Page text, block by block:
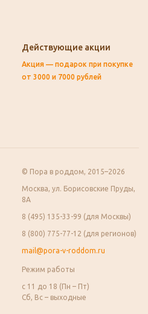
Действующие акции
Акция — подарок при покупке
от 3000 и 7000 рублей
© Пора в роддом, 2015–2026
Москва, ул. Борисовские Пруды,
8А
8 (495) 135-33-99 (для Москвы)
8 (800) 775-77-12 (для регионов)
mail@pora-v-roddom.ru
Режим работы
с 11 до 18 (Пн – Пт)
Сб, Вс – выходные